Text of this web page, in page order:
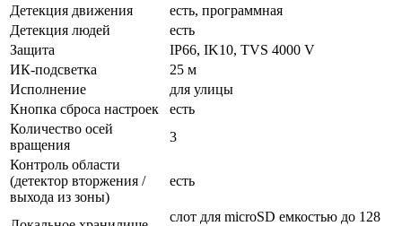
Детекция движения
есть, программная
Детекция людей
есть
Защита
IP66, IK10, TVS 4000 V
ИК-подсветка
25 м
Исполнение
для улицы
Кнопка сброса настроек
есть
Количество осей
вращения
3
Контроль области
(детектор вторжения /
выхода из зоны)
есть
слот для microSD емкостью до 128